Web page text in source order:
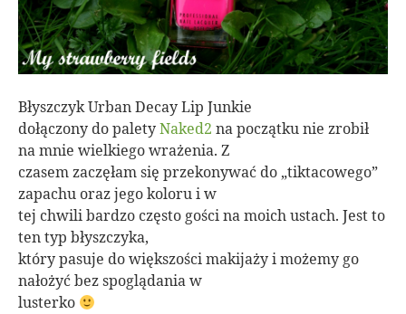
Błyszczyk Urban Decay Lip Junkie
dołączony do paletyNaked2 na początku nie zrobił
na mnie wielkiego wrażenia. Z
czasem zaczęłam się przekonywać do „tiktacowego”
zapachu oraz jego koloru i w
tej chwili bardzo często gości na moich ustach. Jest to
ten typ błyszczyka,
który pasuje do większości makijaży i możemy go
nałożyć bez spoglądania w
lusterko